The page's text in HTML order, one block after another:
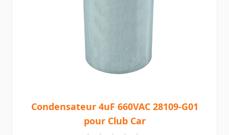
Condensateur 4uF 660VAC 28109-G01
pour Club Car